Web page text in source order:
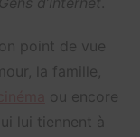
point de vue
la famille,
ou encore
lui tiennent à